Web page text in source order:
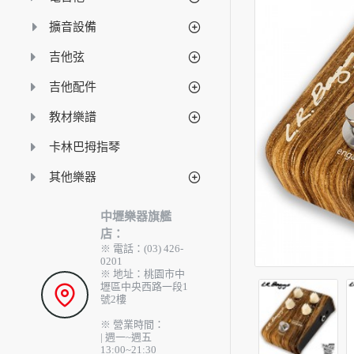
擴音設備
吉他弦
吉他配件
教材樂譜
卡林巴拇指琴
其他樂器
中壢樂器旗艦
店：
※ 電話：(03) 426-
0201
※ 地址：桃園市中
壢區中央西路一段1
號2樓
※ 營業時間：
| 週一~週五
13:00~21:30